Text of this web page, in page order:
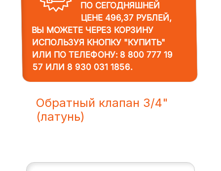
ПО СЕГОДНЯШНЕЙ
ЦЕНЕ 496,37 РУБЛЕЙ,
ВЫ МОЖЕТЕ ЧЕРЕЗ КОРЗИНУ
ИСПОЛЬЗУЯ КНОПКУ "КУПИТЬ"
ИЛИ ПО ТЕЛЕФОНУ: 8 800 777 19
57ИЛИ 8 930 031 1856.
Обратный клапан 3/4"
(латунь)